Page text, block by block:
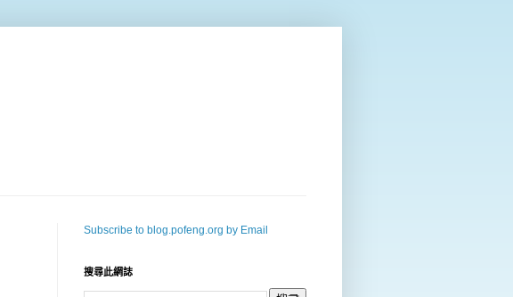
Subscribe to blog.pofeng.org by Email
搜尋此網誌